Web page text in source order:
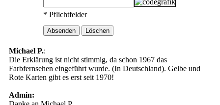
* Pflichtfelder
Michael P.:
Die Erklärung ist nicht stimmig, da schon 1967 das
Farbfernsehen eingeführt wurde. (In Deutschland). Gelbe und
Rote Karten gibt es erst seit 1970!
Admin: